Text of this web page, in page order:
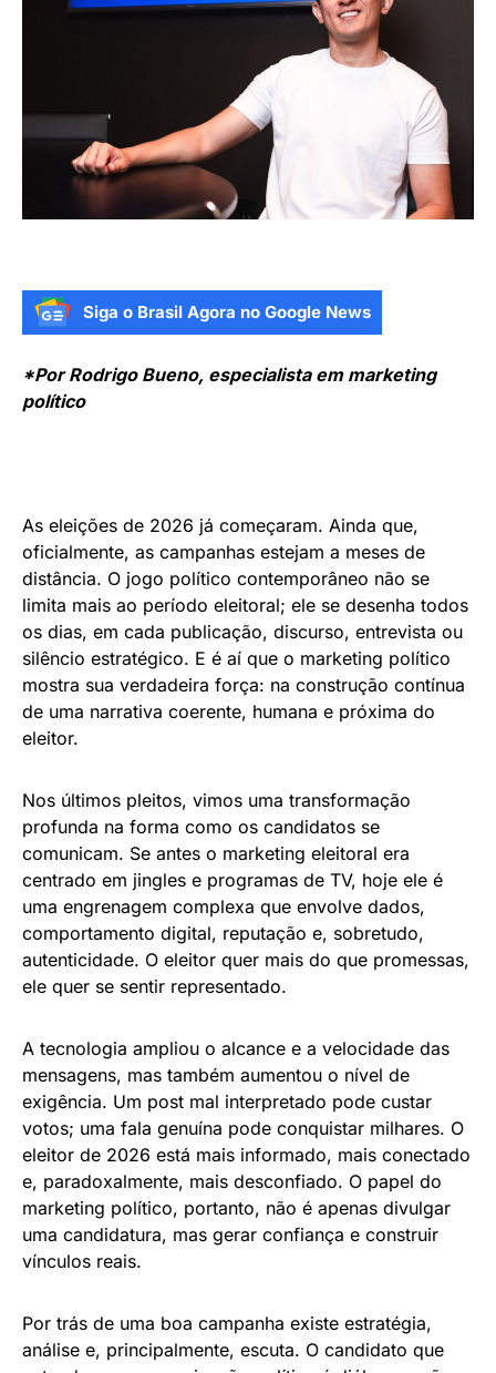
Siga o Brasil Agora no Google News
*Por Rodrigo Bueno, especialista em marketing
político
As eleições de 2026 já começaram. Ainda que,
oficialmente, as campanhas estejam a meses de
distância. O jogo político contemporâneo não se
limita mais ao período eleitoral; ele se desenha todos
os dias, em cada publicação, discurso, entrevista ou
silêncio estratégico. E é aí que o marketing político
mostra sua verdadeira força: na construção contínua
de uma narrativa coerente, humana e próxima do
eleitor.
Nos últimos pleitos, vimos uma transformação
profunda na forma como os candidatos se
comunicam. Se antes o marketing eleitoral era
centrado em jingles e programas de TV, hoje ele é
uma engrenagem complexa que envolve dados,
comportamento digital, reputação e, sobretudo,
autenticidade. O eleitor quer mais do que promessas,
ele quer se sentir representado.
A tecnologia ampliou o alcance e a velocidade das
mensagens, mas também aumentou o nível de
exigência. Um post mal interpretado pode custar
votos; uma fala genuína pode conquistar milhares. O
eleitor de 2026 está mais informado, mais conectado
e, paradoxalmente, mais desconfiado. O papel do
marketing político, portanto, não é apenas divulgar
uma candidatura, mas gerar confiança e construir
vínculos reais.
Por trás de uma boa campanha existe estratégia,
análise e, principalmente, escuta. O candidato que